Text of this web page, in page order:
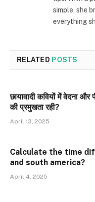
simple, she
everything
RELATED POSTS
छायावादी कवियों में वेदना
की प्रमुखता रही?
April 13, 2025
Calculate the time
and south america?
April 4, 2025